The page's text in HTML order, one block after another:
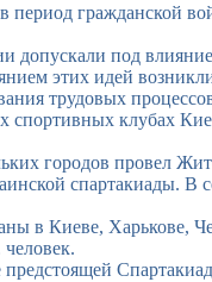
период гражданской
допускали под
этих идей
трудовых
спортивных клубах
городов провел
спартакиады. В
в Киеве, Харькове,
предстоящей